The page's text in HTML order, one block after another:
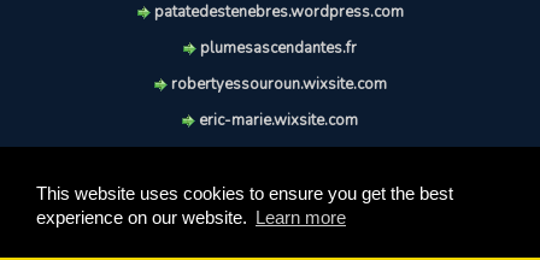
This website uses cookies to ensure you get the best
experience on our website. Learn more
patatedestenebres.wordpress.com
plumesascendantes.fr
robertyessouroun.wixsite.com
eric-marie.wixsite.com
soufflereve.blogspot.com